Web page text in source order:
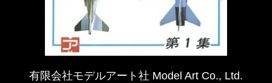
有限会社モデルアート社 Model Art Co., Ltd.